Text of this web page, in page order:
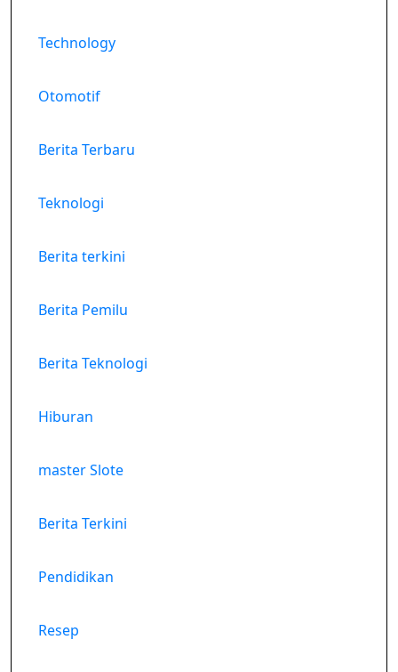
Technology
Otomotif
Berita Terbaru
Teknologi
Berita terkini
Berita Pemilu
Berita Teknologi
Hiburan
master Slote
Berita Terkini
Pendidikan
Resep